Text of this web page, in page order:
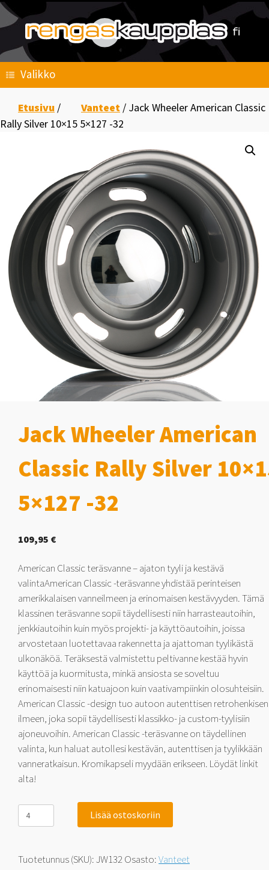
Skip
content
Valikko
Etusivu / Vanteet / Jack Wheeler American Classic
Rally Silver 10×15 5×127 -32
Jack Wheeler American
Classic Rally Silver
5×127 -32
109,95 €
American Classic teräsvanne – ajaton tyyli ja kestävä
valintaAmerican Classic -teräsvanne yhdistää perinteisen
amerikkalaisen vanneilmeen ja erinomaisen kestävyyden. Tämä
klassinen teräsvanne sopii täydellisesti niin harrasteautoihin,
jenkkiautoihin kuin myös projekti- ja käyttöautoihin, joissa
arvostetaan luotettavaa rakennetta ja ajattoman tyylikästä
ulkonäköä. Teräksestä valmistettu peltivanne kestää hyvin
käyttöä ja kuormitusta, minkä ansiosta se soveltuu
erinomaisesti niin katuajoon kuin vaativampiinkin olosuhteisiin.
American Classic -design tuo autoon autenttisen retrohenkisen
ilmeen, joka sopii täydellisesti klassikko- ja custom-tyylisiin
ajoneuvoihin. American Classic -teräsvanne on täydellinen
valinta, kun haluat autollesi kestävän, autenttisen ja tyylikkään
vanneratkaisun. Kromikapseli myydään erikseen. Löydät linkit
alta!
Jack
Wheeler
American
Silver
Lisää ostoskoriin
Tuotetunnus (SKU):JW132Osasto:Vanteet